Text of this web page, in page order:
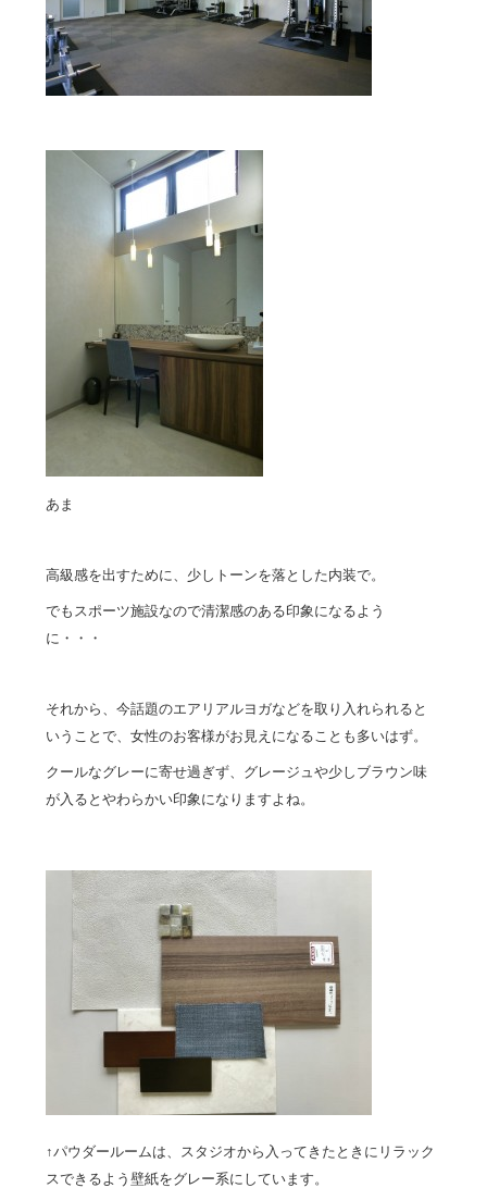
あま
高級感を出すために、少しトーンを落とした内装で。
でもスポーツ施設なので清潔感のある印象になるよう
に・・・
それから、今話題のエアリアルヨガなどを取り入れられると
いうことで、女性のお客様がお見えになることも多いはず。
クールなグレーに寄せ過ぎず、グレージュや少しブラウン味
が入るとやわらかい印象になりますよね。
↑パウダールームは、スタジオから入ってきたときにリラック
スできるよう壁紙をグレー系にしています。